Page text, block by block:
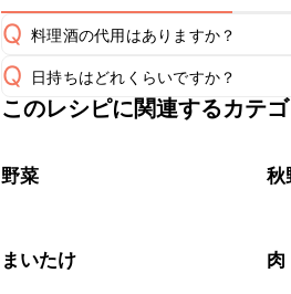
Q 料理酒の代用はありますか？
A
Q 日持ちはどれくらいですか？
こちらのレシピは出来たてをお召
※日持ちは目安です。
このレシピに関連するカテゴ
野菜 秋
まいたけ 肉